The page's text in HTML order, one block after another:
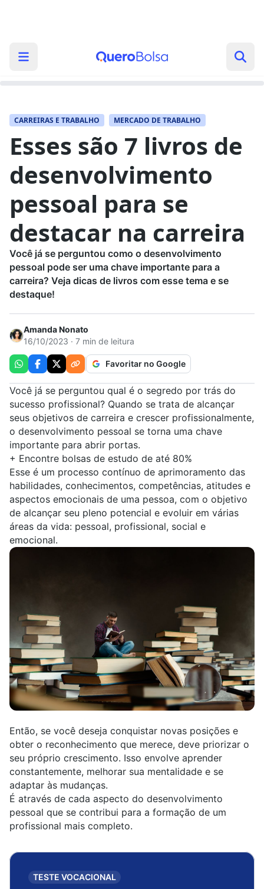
CARREIRAS E TRABALHO MERCADO DE TRABALHO
Esses são 7 livros de
desenvolvimento
pessoal para se
destacar na carreira
Você já se perguntou como o desenvolvimento
pessoal pode ser uma chave importante para a
carreira? Veja dicas de livros com esse tema e se
destaque!
Amanda Nonato
16/10/2023 · 7 min de leitura
Favoritar no Google
Você já se perguntou qual é o segredo por trás do
sucesso profissional? Quando se trata de alcançar
seus objetivos de carreira e crescer profissionalmente,
o desenvolvimento pessoal se torna uma chave
importante para abrir portas.
+ Encontre bolsas de estudo de até 80%
Esse é um processo contínuo de aprimoramento das
habilidades, conhecimentos, competências, atitudes e
aspectos emocionais de uma pessoa, com o objetivo
de alcançar seu pleno potencial e evoluir em várias
áreas da vida: pessoal, profissional, social e
emocional.
Então, se você deseja conquistar novas posições e
obter o reconhecimento que merece, deve priorizar o
seu próprio crescimento. Isso envolve aprender
constantemente, melhorar sua mentalidade e se
adaptar às mudanças.
É através de cada aspecto do desenvolvimento
pessoal que se contribui para a formação de um
profissional mais completo.
TESTE VOCACIONAL